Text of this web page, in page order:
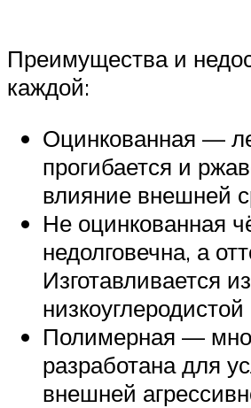
Преимущества и
каждой:
Оцинкованная —
прогибается и
влияние внешней
Не оцинкованная
недолговечна, а
Изготавливается из
Полимерная —
разработана для
внешней